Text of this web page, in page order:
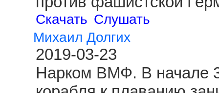
Скачать Слушать
Михаил Долгих
2019-03-23
Нарком ВМФ. В начале